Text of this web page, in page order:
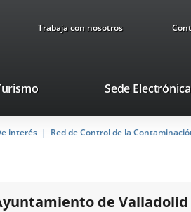
Trabaja con nosotros
Este
se
abrirá
nueva.
Sede Electrónica
interés
Red de Control de la
de Valladolid